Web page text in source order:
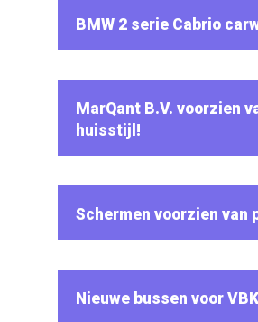
BMW 2 serie Cabrio
MarQant B.V. voorzien
huisstijl!
Schermen voorzien van
Nieuwe bussen voor